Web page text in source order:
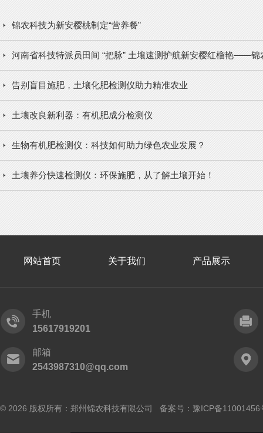
锦农科技为新安樱桃制定“营养餐”
河南省科技特派员田间 “把脉” 土壤速测护航新安樱红榴艳——锦
告别盲目施肥，土壤化肥检测仪助力精准农业
土壤改良新利器：有机肥成分检测仪
生物有机肥检测仪：科技如何助力绿色农业发展？
土壤养分快速检测仪：环保施肥，从了解土壤开始！
网站首页 关于我们 产品展示
手机
15617919201
邮箱
2543987310@qq.com
© 2026 版权所有：郑州锦农科技有限公司 备案号： 豫ICP备11001456